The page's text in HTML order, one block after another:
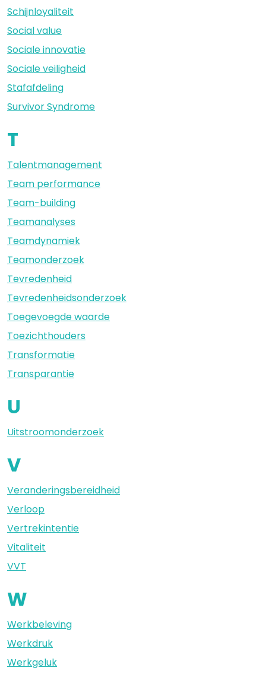
Schijnloyaliteit
Social value
Sociale innovatie
Sociale veiligheid
Stafafdeling
Survivor Syndrome
T
Talentmanagement
Team performance
Team-building
Teamanalyses
Teamdynamiek
Teamonderzoek
Tevredenheid
Tevredenheidsonderzoek
Toegevoegde waarde
Toezichthouders
Transformatie
Transparantie
U
Uitstroomonderzoek
V
Veranderingsbereidheid
Verloop
Vertrekintentie
Vitaliteit
VVT
W
Werkbeleving
Werkdruk
Werkgeluk